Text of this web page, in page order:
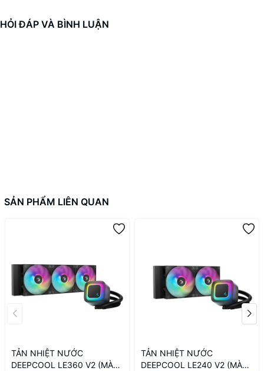
HỎI ĐÁP VÀ BÌNH LUẬN
SẢN PHẨM LIÊN QUAN
TẢN NHIỆT NƯỚC
DEEPCOOL LE360 V2 (MÀU
TẢN NHIỆT NƯỚC
DEEPCOOL LE240 V2 (MÀU